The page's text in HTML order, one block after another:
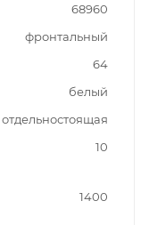
68960
фронтальный
64
белый
отдельностоящая
10
1400